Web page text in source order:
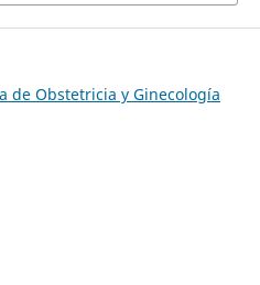
de Obstetricia y Ginecología